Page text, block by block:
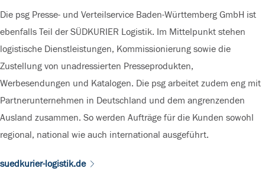
Die psg Presse- und Verteilservice Baden-Württemberg GmbH ist
ebenfalls Teil der SÜDKURIER Logistik. Im Mittelpunkt stehen
logistische Dienstleistungen, Kommissionierung sowie die
Zustellung von unadressierten Presseprodukten,
Werbesendungen und Katalogen. Die psg arbeitet zudem eng mit
Partnerunternehmen in Deutschland und dem angrenzenden
Ausland zusammen. So werden Aufträge für die Kunden sowohl
regional, national wie auch international ausgeführt.
suedkurier-logistik.de